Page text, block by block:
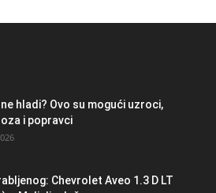
ne hladi? Ovo su mogući uzroci,
i popravci
Chevrolet Aveo 1.3 D LT